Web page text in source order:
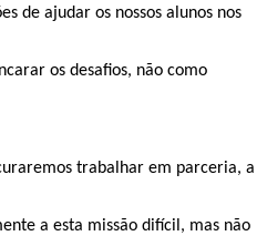
de ajudar os nossos alunos nos
os desafios, não como
trabalhar em parceria, a
a esta missão difícil, mas não